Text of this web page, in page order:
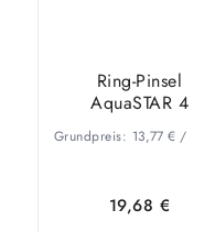
Ring-Pinsel
AquaSTAR 4
Grundpreis: 13,77 €/
19,68 €